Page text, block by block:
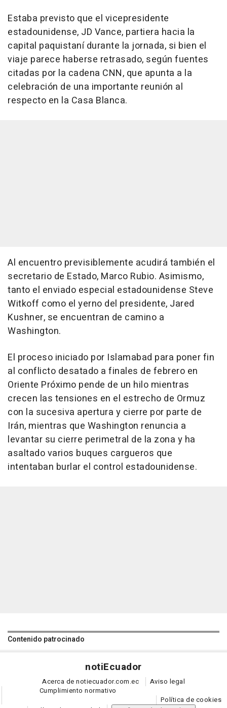
Estaba previsto que el vicepresidente
estadounidense, JD Vance, partiera hacia la
capital paquistaní durante la jornada, si bien el
viaje parece haberse retrasado, según fuentes
citadas por la cadena CNN, que apunta a la
celebración de una importante reunión al
respecto en la Casa Blanca.
Al encuentro previsiblemente acudirá también el
secretario de Estado, Marco Rubio. Asimismo,
tanto el enviado especial estadounidense Steve
Witkoff como el yerno del presidente, Jared
Kushner, se encuentran de camino a
Washington.
El proceso iniciado por Islamabad para poner fin
al conflicto desatado a finales de febrero en
Oriente Próximo pende de un hilo mientras
crecen las tensiones en el estrecho de Ormuz
con la sucesiva apertura y cierre por parte de
Irán, mientras que Washington renuncia a
levantar su cierre perimetral de la zona y ha
asaltado varios buques cargueros que
intentaban burlar el control estadounidense.
Contenido patrocinado
notiEcuador
Acerca de notiecuador.com.ec
Aviso legal
Cumplimiento normativo
Política de cookies